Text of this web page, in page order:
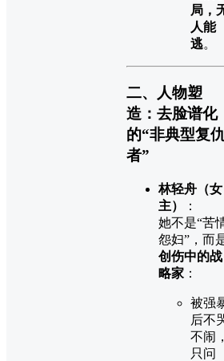
局，
人能
逃。
二、人物塑
造：去脸谱化
的“非典型复
者”
林轻舟（女
主）
：
她不是“苦
怨妇”，而
创伤中的战
略家 ：
被强
后不
不闹，
只问